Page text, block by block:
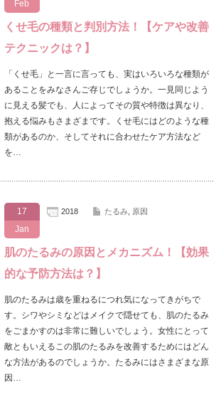
Feb
くせ毛の種類と判別方法！【ケアや改善
テクニックは？】
「くせ毛」と一言に言っても、実はいろいろな種類が
あることをみなさんご存じでしょうか。一見同じよう
に見える髪でも、人によってその質や特徴は異なり、
抱える悩みもさまざまです。くせ毛にはどのような種
類があるのか、そしてそれに合わせたケア方法など
を…
17
Jan
2018 たるみ, 原因
肌のたるみの原因とメカニズム！【効果
的な予防方法は？】
肌のたるみは歳を重ねるにつれ気になってきがちで
す。シワやシミなどはメイクで隠せても、肌のたるみ
をごまかすのは非常に難しいでしょう。女性にとって
敵ともいえるこの肌のたるみを改善するためにはどん
な方法があるのでしょうか。たるみにはさまざまな原
因…